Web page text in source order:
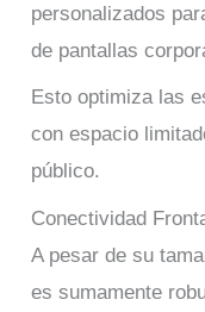
personalizados
de pantallas
Esto optimiza las
con espacio
público.
Conectividad
A pesar de su
es sumamente